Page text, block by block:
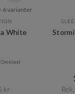
6 varianter
White
kr​​